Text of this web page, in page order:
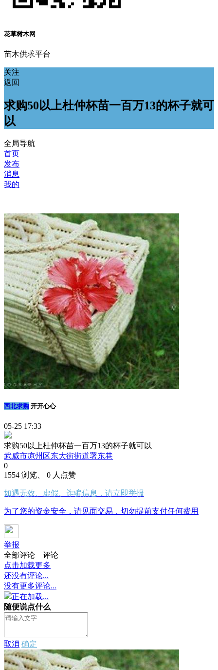
花草树木网
苗木供求平台
关注
返回
求购50以上杜仲杯苗一百万13的杯子就可
以
全局导航
首页
发布
消息
我的
西北求购 开开心心
05-25 17:33
求购50以上杜仲杯苗一百万13的杯子就可以
武威市凉州区东大街街道署东巷
0
1554 浏览、 0 人点赞
如遇无效、虚假、诈骗信息，请立即举报
为了您的资金安全，请见面交易，切勿提前支付任何费用
举报
全部评论
评论
点击加载更多
还没有评论...
没有更多评论...
正在加载...
随便说点什么
取消 确定